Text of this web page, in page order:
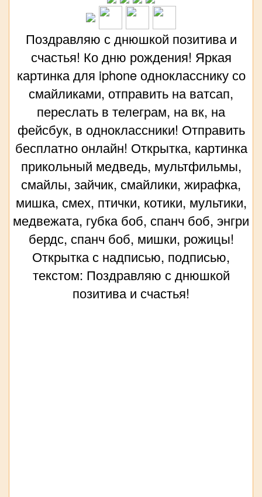
Поздравляю с днюшкой позитива и
счастья! Ко дню рождения! Яркая
картинка для iphone однокласснику со
смайликами, отправить на ватсап,
переслать в телеграм, на вк, на
фейсбук, в одноклассники! Отправить
бесплатно онлайн! Открытка, картинка
прикольный медведь, мультфильмы,
смайлы, зайчик, смайлики, жирафка,
мишка, смех, птички, котики, мультики,
медвежата, губка боб, спанч боб, энгри
бердс, спанч боб, мишки, рожицы!
Открытка с надписью, подписью,
текстом: Поздравляю с днюшкой
позитива и счастья!